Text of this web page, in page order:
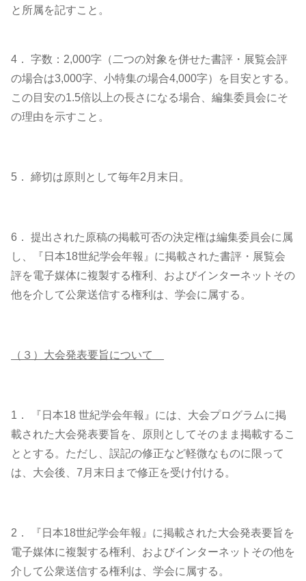
と所属を記すこと。
4． 字数：2,000字（二つの対象を併せた書評・展覧会評
の場合は3,000字、小特集の場合4,000字）を目安とする。
この目安の1.5倍以上の長さになる場合、編集委員会にそ
の理由を示すこと。
5． 締切は原則として毎年2月末日。
6． 提出された原稿の掲載可否の決定権は編集委員会に属
し、『日本18世紀学会年報』に掲載された書評・展覧会
評を電子媒体に複製する権利、およびインターネットその
他を介して公衆送信する権利は、学会に属する。
（３）大会発表要旨について
1． 『日本18 世紀学会年報』には、大会プログラムに掲
載された大会発表要旨を、原則としてそのまま掲載するこ
ととする。ただし、誤記の修正など軽微なものに限って
は、大会後、 7 月末日まで修正を受け付ける。
2． 『日本18世紀学会年報』に掲載された大会発表要旨を
電子媒体に複製する権利、およびインターネットその他を
介して公衆送信する権利は、学会に属する。